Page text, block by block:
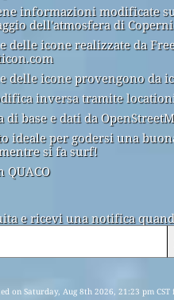
informazioni modificate
dell'atmosfera di
delle icone realizzate da
delle icone provengono da
inversa tramite
di base e dati da
ideale per godersi una
si fa surf!
QUACO
e ricevi una notifica
on Saturday, Aug 8th 2026, 21:23 pm